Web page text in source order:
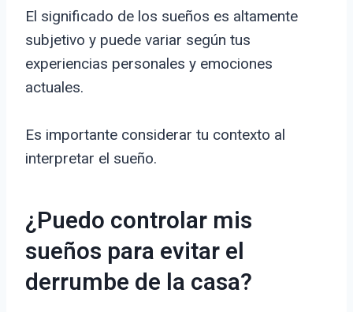
El significado de los sueños es altamente
subjetivo y puede variar según tus
experiencias personales y emociones
actuales.
Es importante considerar tu contexto al
interpretar el sueño.
¿Puedo controlar mis
sueños para evitar el
derrumbe de la casa?